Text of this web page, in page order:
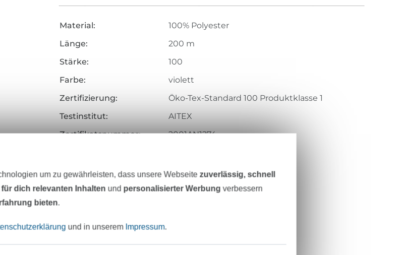
– 90
Material:
100% Polyester
Länge:
200 m
Stärke:
100
Farbe:
violett
Zertifizierung:
Öko-Tex-Standard 100 Produktklasse 1
Testinstitut:
AITEX
Zertifikatsnummer:
2001AN1274
Hersteller-Kontaktdaten
um zu gewährleisten, dass unsere Webseitezuverlässig, schnell
für dich relevanten Inhalten und personalisierter Werbung verbessern
bieten.
und in unserem Impressum.